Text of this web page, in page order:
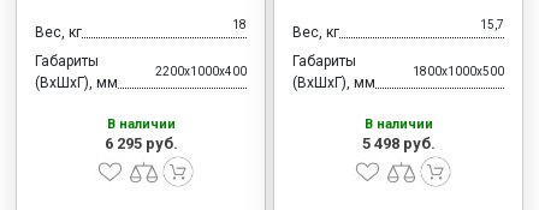
Вес, кг 18
Габариты
(ВхШхГ), мм
2200x1000x400
В наличии
6 295 руб.
Вес, кг 15,7
Габариты
(ВхШхГ), мм
1800x1000x500
В наличии
5 498 руб.